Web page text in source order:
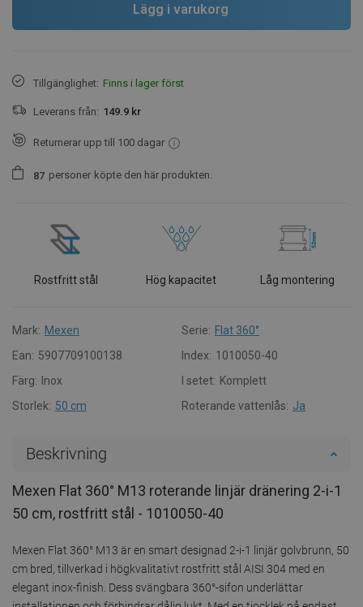
Lägg i varukorg
Tillgänglighet: Finns i lager först
Leverans från: 149.9 kr
Returnerar upp till 100 dagar
87 personer köpte den här produkten.
Rostfritt stål Hög kapacitet Låg montering
Mark: Mexen Serie: Flat 360°
Ean: 5907709100138 Index: 1010050-40
Färg:
Inox I setet: Komplett
Storlek: 50 cm Roterande vattenlås: Ja
Beskrivning
Mexen Flat 360° M13 roterande linjär dränering 2-i-1
50 cm, rostfritt stål - 1010050-40
Mexen Flat 360° M13 är en smart designad 2-i-1 linjär golvbrunn, 50
cm bred, tillverkad i högkvalitativt rostfritt stål AISI 304 med en
elegant inox-finish. Dess svängbara 360°-sifon underlättar